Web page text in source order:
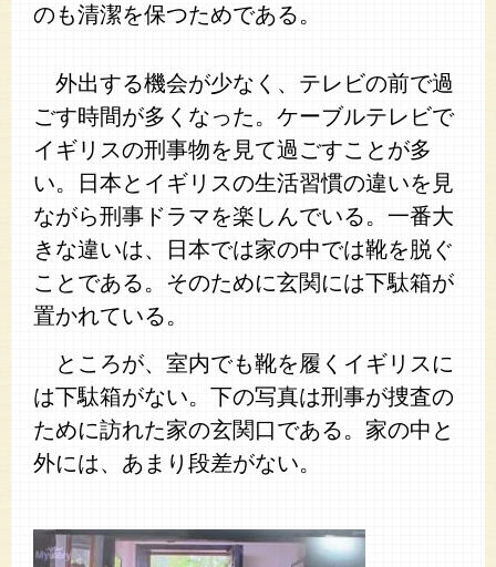
のも清潔を保つためである。
外出する機会が少なく、テレビの前で過
ごす時間が多くなった。ケーブルテレビで
イギリスの刑事物を見て過ごすことが多
い。日本とイギリスの生活習慣の違いを見
ながら刑事ドラマを楽しんでいる。一番大
きな違いは、日本では家の中では靴を脱ぐ
ことである。そのために玄関には下駄箱が
置かれている。
ところが、室内でも靴を履くイギリスに
は下駄箱がない。下の写真は刑事が捜査の
ために訪れた家の玄関口である。家の中と
外には、あまり段差がない。